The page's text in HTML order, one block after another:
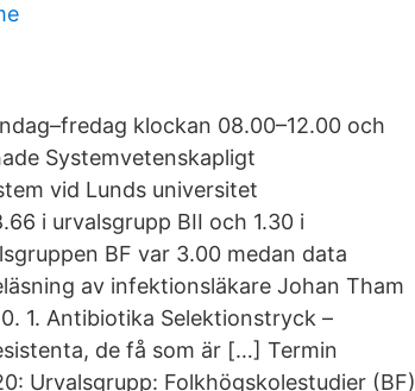
klockan 08.00–12.00 och
Systemvetenskapligt
vid Lunds universitet
i urvalsgrupp BII och 1.30 i
BF var 3.00 medan data
av infektionsläkare Johan Tham
1. Antibiotika Selektionstryck –
de få som är […] Termin
Urvalsgrupp: Folkhögskolestudier (BF)